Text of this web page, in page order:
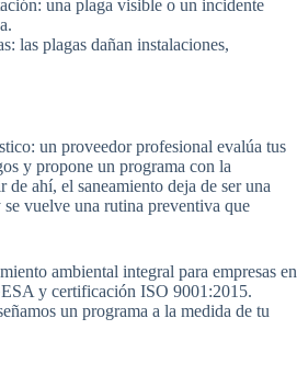
una plaga visible o un incidente
las plagas dañan instalaciones,
un proveedor profesional evalúa tus
y propone un programa con la
de ahí, el saneamiento deja de ser una
vuelve una rutina preventiva que
ambiental integral para empresas en
y certificación ISO 9001:2015.
un programa a la medida de tu